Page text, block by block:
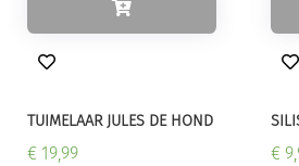
TUIMELAAR JULES DE HOND
€ 19,99 €